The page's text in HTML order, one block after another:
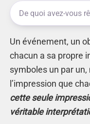
Un événement, un
chacun a sa propre
symboles un par
l’impression que
cette seule
véritable